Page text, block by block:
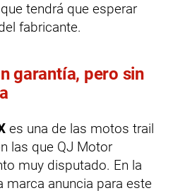
tendrá que esperar
fabricante.
garantía, pero sin
es una de las motos trail
las que QJ Motor
muy disputado. En la
marca anuncia para este